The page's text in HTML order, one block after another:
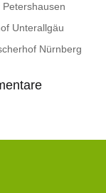
Unterallgäu
Nürnberg